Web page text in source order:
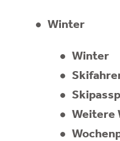
Winter
Winter
Weitere